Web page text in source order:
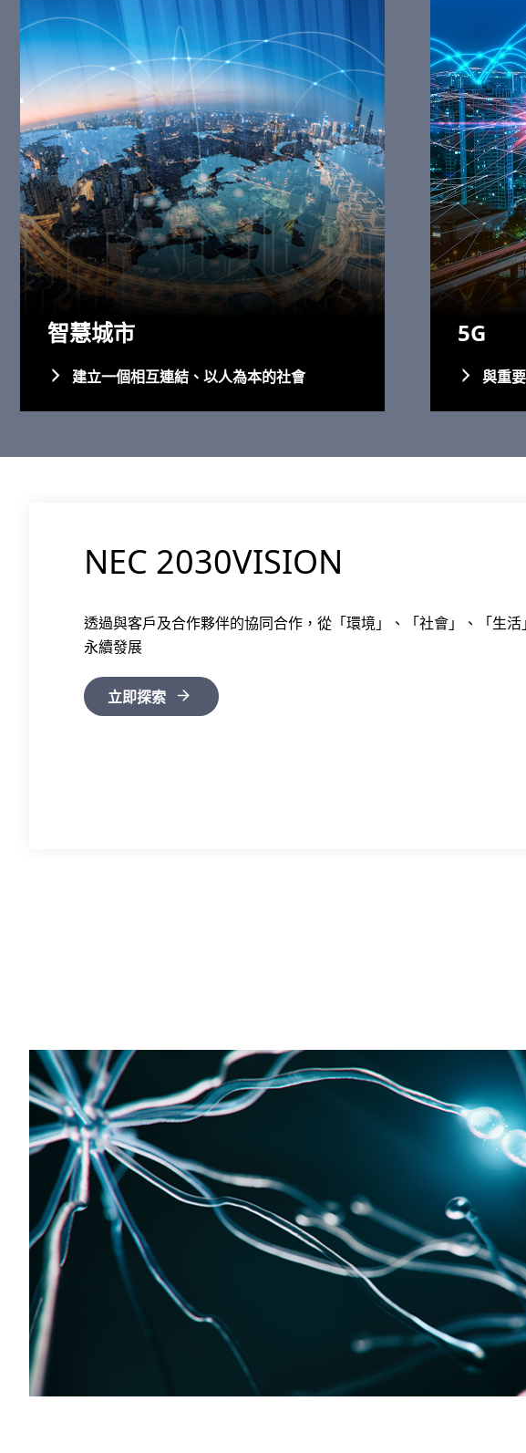
智慧城市
建立一個相互連結、以人為本的社會
5G
與重
NEC 2030VISION
透過與客戶及合作夥伴的協同合作，從「環境」、「社會」、「生
永續發展
立即探索